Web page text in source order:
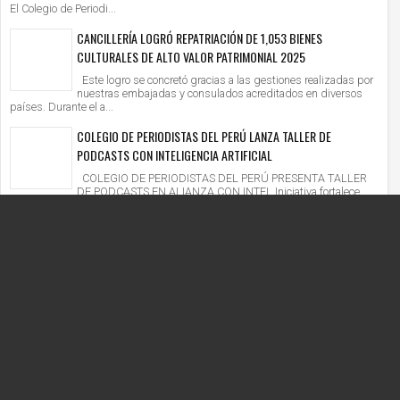
El Colegio de Periodi...
CANCILLERÍA LOGRÓ REPATRIACIÓN DE 1,053 BIENES
CULTURALES DE ALTO VALOR PATRIMONIAL 2025
Este logro se concretó gracias a las gestiones realizadas por
nuestras embajadas y consulados acreditados en diversos
países. Durante el a...
COLEGIO DE PERIODISTAS DEL PERÚ LANZA TALLER DE
PODCASTS CON INTELIGENCIA ARTIFICIAL
COLEGIO DE PERIODISTAS DEL PERÚ PRESENTA TALLER
DE PODCASTS EN ALIANZA CON INTEL Iniciativa fortalece